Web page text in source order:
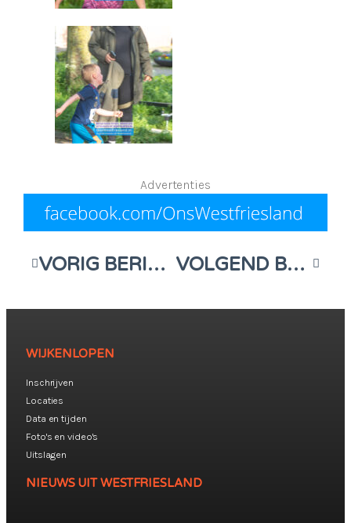
Advertenties
VORIG BERICHT VOLGEND BERICHT
WIJKENLOPEN
Inschrijven
Locaties
Data en tijden
Foto's en video's
Uitslagen
NIEUWS UIT WESTFRIESLAND